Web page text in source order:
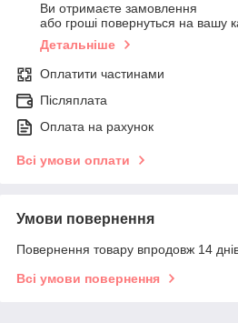
Ви отримаєте замовлення
або гроші повернуться на вашу
Детальніше
Оплатити частинами
Післяплата
Оплата на рахунок
Всі умови оплати
Умови повернення
Повернення товару впродовж 14
Всі умови повернення